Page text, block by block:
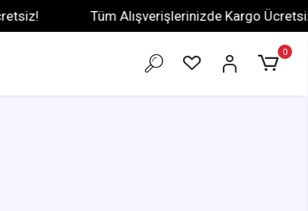
Tüm Alışverişlerinizde Kargo Ücretsiz!
0